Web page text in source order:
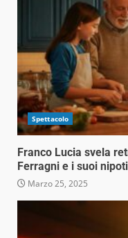
Spettacolo
Franco Lucia svela
Ferragni e i suoi nipoti
Marzo 25, 2025